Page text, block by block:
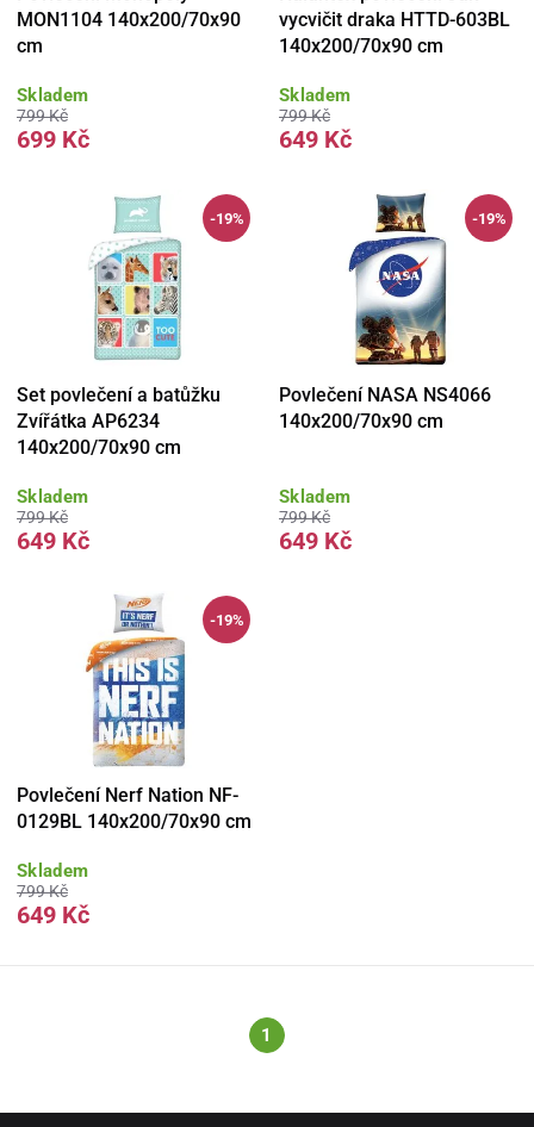
MON1104 140x200/70x90
cm
Skladem
799 Kč
699 Kč
vycvičit draka HTTD-603BL
140x200/70x90 cm
Skladem
799 Kč
649 Kč
-19%
Set povlečení a batůžku
Zvířátka AP6234
140x200/70x90 cm
Skladem
799 Kč
649 Kč
-19%
Povlečení NASA NS4066
140x200/70x90 cm
Skladem
799 Kč
649 Kč
-19%
Povlečení Nerf Nation NF-
0129BL 140x200/70x90 cm
Skladem
799 Kč
649 Kč
1